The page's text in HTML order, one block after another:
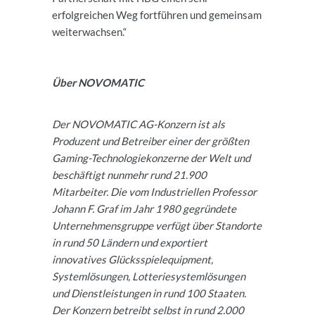
erfolgreichen Weg fortführen und gemeinsam
weiterwachsen.“
Über NOVOMATIC
Der NOVOMATIC AG-Konzern ist als
Produzent und Betreiber einer der größten
Gaming-Technologiekonzerne der Welt und
beschäftigt nunmehr rund 21.900
Mitarbeiter. Die vom Industriellen Professor
Johann F. Graf im Jahr 1980 gegründete
Unternehmensgruppe verfügt über Standorte
in rund 50 Ländern und exportiert
innovatives Glücksspielequipment,
Systemlösungen, Lotteriesystemlösungen
und Dienstleistungen in rund 100 Staaten.
Der Konzern betreibt selbst in rund 2.000